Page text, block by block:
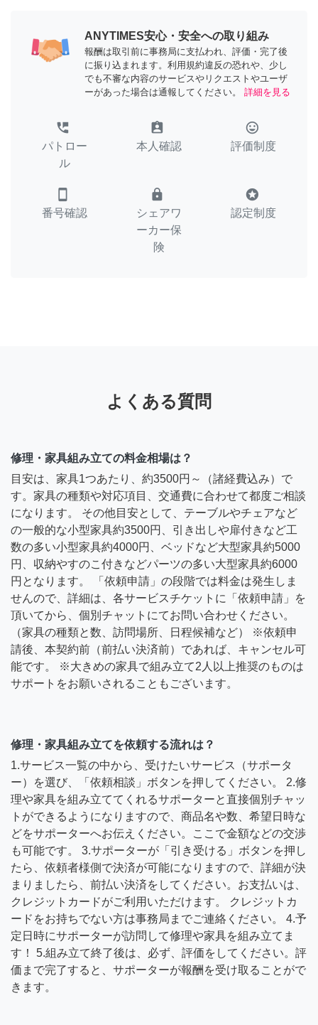
ANYTIMES安心・安全への取り組み
報酬は取引前に事務局に支払われ、評価・完了後
に振り込まれます。利用規約違反の恐れや、少し
でも不審な内容のサービスやリクエストやユーザ
ーがあった場合は通報してください。
詳細を見る
perm_phone_msg
パトロー
ル
assignment_ind
本人確認
tag_faces
評価制度
smartphone
番号確認
lock
シェアワ
ーカー保
険
stars
認定制度
よくある質問
修理・家具組み立ての料金相場は？
目安は、家具1つあたり、約3500円～（諸経費込み）で
す。家具の種類や対応項目、交通費に合わせて都度ご相談
になります。 その他目安として、テーブルやチェアなど
の一般的な小型家具約3500円、引き出しや扉付きなど工
数の多い小型家具約4000円、ベッドなど大型家具約5000
円、収納やすのこ付きなどパーツの多い大型家具約6000
円となります。 「依頼申請」の段階では料金は発生しま
せんので、詳細は、各サービスチケットに「依頼申請」を
頂いてから、個別チャットにてお問い合わせください。
（家具の種類と数、訪問場所、日程候補など） ※依頼申
請後、本契約前（前払い決済前）であれば、キャンセル可
能です。 ※大きめの家具で組み立て2人以上推奨のものは
サポートをお願いされることもございます。
修理・家具組み立てを依頼する流れは？
1.サービス一覧の中から、受けたいサービス（サポータ
ー）を選び、「依頼相談」ボタンを押してください。 2.修
理や家具を組み立ててくれるサポーターと直接個別チャッ
トができるようになりますので、商品名や数、希望日時な
どをサポーターへお伝えください。ここで金額などの交渉
も可能です。 3.サポーターが「引き受ける」ボタンを押し
たら、依頼者様側で決済が可能になりますので、詳細が決
まりましたら、前払い決済をしてください。お支払いは、
クレジットカードがご利用いただけます。 クレジットカ
ードをお持ちでない方は事務局までご連絡ください。 4.予
定日時にサポーターが訪問して修理や家具を組み立てま
す！ 5.組み立て終了後は、必ず、評価をしてください。評
価まで完了すると、サポーターが報酬を受け取ることがで
きます。